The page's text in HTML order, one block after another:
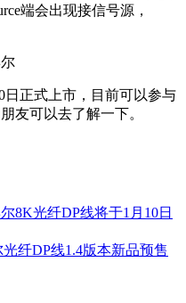
端会出现接信号源，
日正式上市，目前可以参与
友可以去了解一下。
8K光纤DP线将于1月10日
纤DP线1.4版本新品预售